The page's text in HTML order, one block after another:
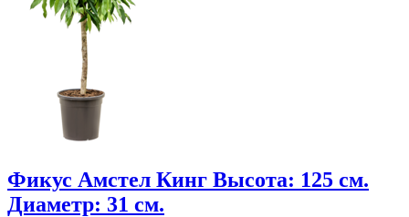
Фикус Амстел Кинг Высота: 125 см.
Диаметр: 31 см.